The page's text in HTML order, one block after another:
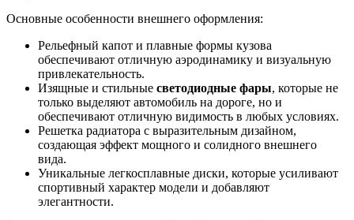
Основные особенности внешнего оформления:
Рельефный капот и плавные формы кузова
обеспечивают отличную аэродинамику и визуальную
привлекательность.
Изящные и стильные светодиодные фары, которые не
только выделяют автомобиль на дороге, но и
обеспечивают отличную видимость в любых условиях.
Решетка радиатора с выразительным дизайном,
создающая эффект мощного и солидного внешнего
вида.
Уникальные легкосплавные диски, которые усиливают
спортивный характер модели и добавляют
элегантности.